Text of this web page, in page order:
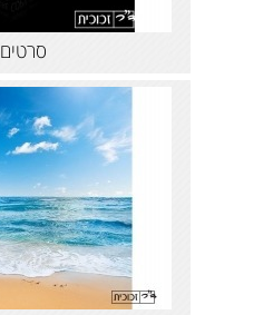
סרטים